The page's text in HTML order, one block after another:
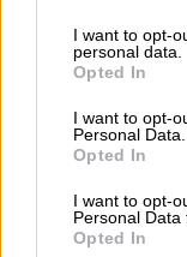
not limited to your
grant or deny
use your data for
consent section.
I want to opt-
personal data.
Opted In
I want to opt-
Personal Data.
Opted In
I want to opt-
Personal Data
Opted In